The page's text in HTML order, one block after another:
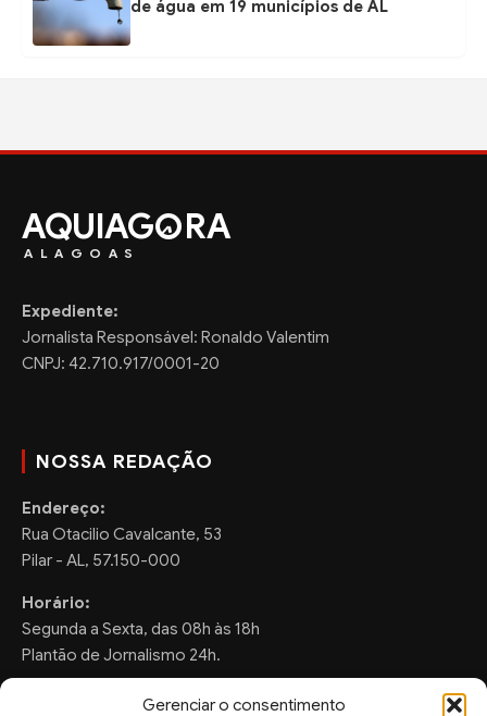
Gerenciar o consentimento
de água em 19 municípios de AL
AQUIAG RA
ALAGOAS
Expediente:
Jornalista Responsável: Ronaldo Valentim
CNPJ: 42.710.917/0001-20
NOSSA REDAÇÃO
Endereço:
Rua Otacilio Cavalcante, 53
Pilar - AL, 57.150-000
Horário:
Segunda a Sexta, das 08h às 18h
Plantão de Jornalismo 24h.